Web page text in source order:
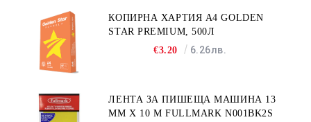
КОПИРНА ХАРТИЯ A4 GOLDEN
STAR PREMIUM, 500Л
€3.20
6.26лв.
ЛЕНТА ЗА ПИШЕЩА МАШИНА 13
MM X 10 M FULLMARK N001BK2S